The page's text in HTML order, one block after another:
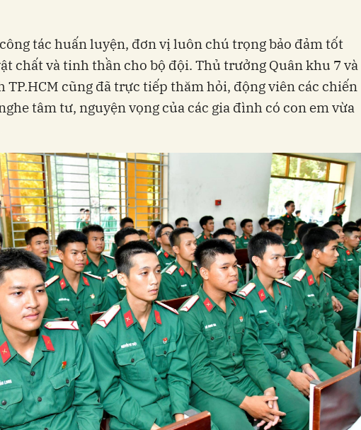
tác huấn luyện, đơn vị luôn chú trọng bảo đảm tốt
chất và tinh thần cho bộ đội. Thủ trưởng Quân khu 7 và
TP.HCM cũng đã trực tiếp thăm hỏi, động viên các chiến
tâm tư, nguyện vọng của các gia đình có con em vừa